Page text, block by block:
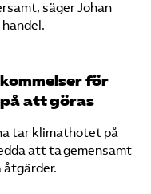
säger Johan
för
att göras
tar klimathotet på
att ta gemensamt
åtgärder.